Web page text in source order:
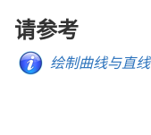
请参考
绘制曲线与直线